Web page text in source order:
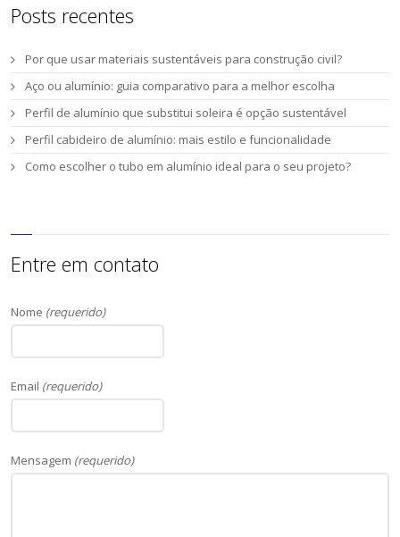
Posts recentes
Por que usar materiais sustentáveis para construção civil?
Aço ou alumínio: guia comparativo para a melhor escolha
Perfil de alumínio que substitui soleira é opção sustentável
Perfil cabideiro de alumínio: mais estilo e funcionalidade
Como escolher o tubo em alumínio ideal para o seu projeto?
Entre em contato
Nome (requerido)
Email (requerido)
Mensagem (requerido)